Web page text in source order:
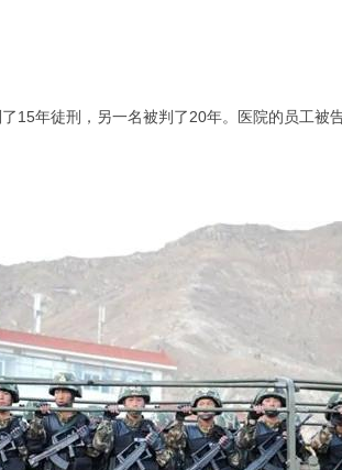
15年徒刑，另一名被判了20年。医院的员工被